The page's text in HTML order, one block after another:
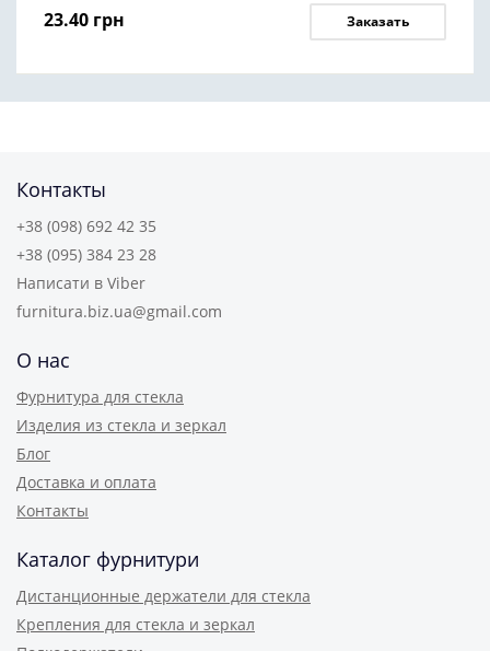
23.40 грн Заказать
Контакты
+38 (098) 692 42 35
+38 (095) 384 23 28
Написати в Viber
furnitura.biz.ua@gmail.com
О нас
Фурнитура для стекла
Изделия из стекла и зеркал
Блог
Доставка и оплата
Контакты
Каталог фурнитури
Дистанционные держатели для стекла
Крепления для стекла и зеркал